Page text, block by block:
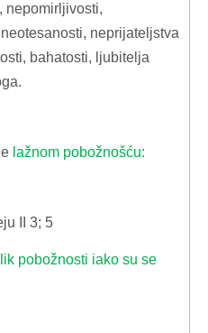
nepomirljivosti,
neprijateljstva
bahatosti, ljubitelja
lažnom pobožnošću:
II 3; 5
pobožnosti iako su se